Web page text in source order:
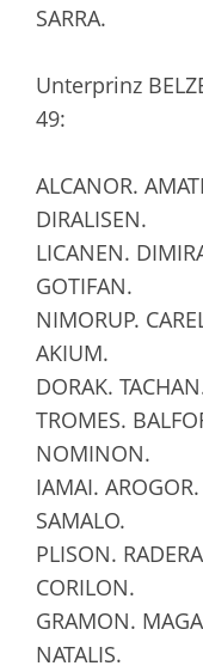
SARRA.
Unterprinz
49:
ALCANOR.
DIRALISEN.
LICANEN.
GOTIFAN.
NIMORUP.
AKIUM.
DORAK.
TROMES.
NOMINON.
IAMAI.
SAMALO.
PLISON.
CORILON.
GRAMON.
NATALIS.